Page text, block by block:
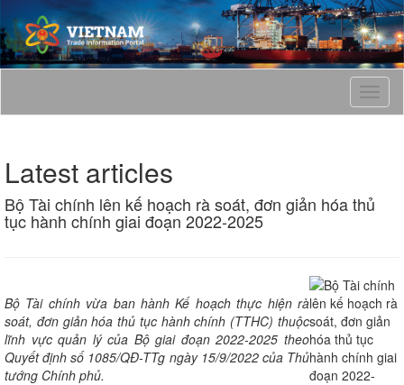
T
o
n
a
t
i
o
n
Latest articles
Bộ Tài chính lên kế hoạch rà soát, đơn giản hóa thủ
tục hành chính giai đoạn 2022-2025
Bộ Tài chính vừa ban hành Kế hoạch thực hiện rà
soát, đơn giản hóa thủ tục hành chính (TTHC) thuộc
lĩnh vực quản lý của Bộ giai đoạn 2022-2025 theo
Quyết định số 1085/QĐ-TTg ngày 15/9/2022 của Thủ
tướng Chính phủ.